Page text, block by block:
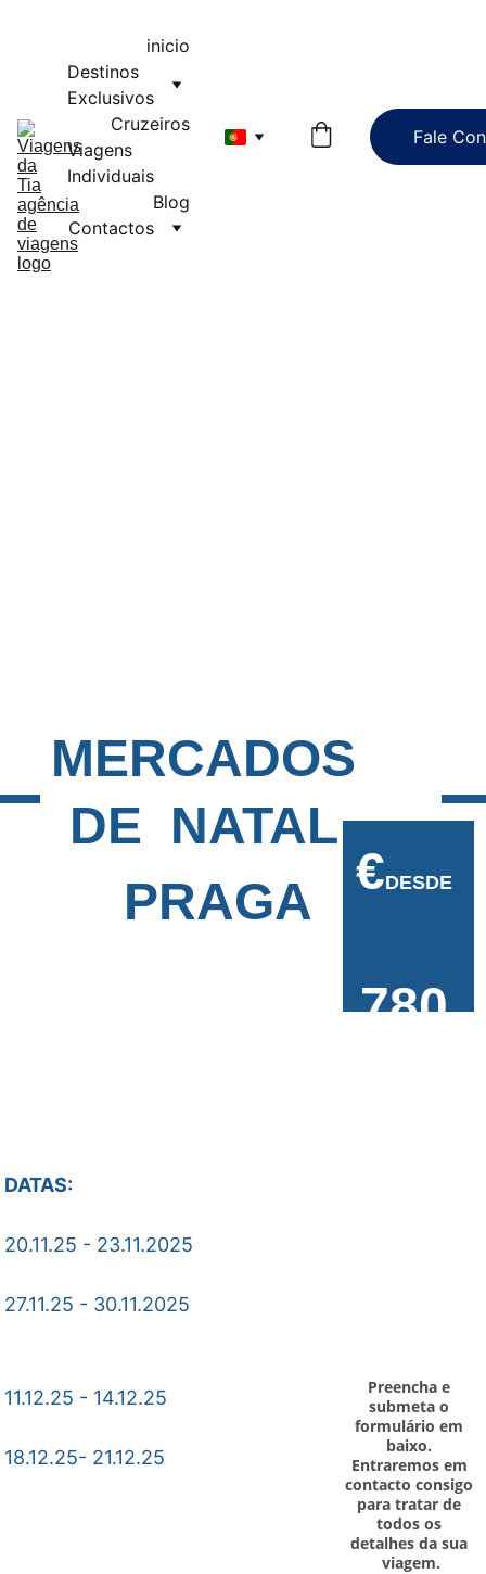
inicio
Destinos
Exclusivos
Cruzeiros
Viagens
Individuais
Blog
Contactos
Fale
MERCADOS
DE  NATAL
PRAGA
€DESDE
780
Preencha e
submeta o
formulário em
baixo.
Entraremos em
contacto consigo
para tratar de
todos os
detalhes da sua
viagem.
DATAS:
20.11.25 - 23.11.2025
27.11.25 - 30.11.2025
11.12.25 - 14.12.25
18.12.25- 21.12.25